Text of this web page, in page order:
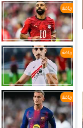
رياضة
رياضة
رياضة